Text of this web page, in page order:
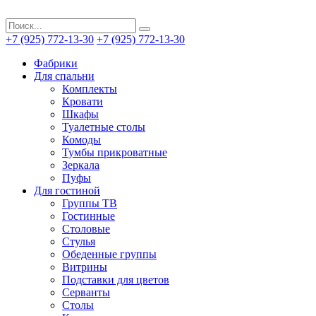
+7 (925) 772-13-30 +7 (925) 772-13-30
Фабрики
Для спальни
Комплекты
Кровати
Шкафы
Туалетные столы
Комоды
Тумбы прикроватные
Зеркала
Пуфы
Для гостиной
Группы ТВ
Гостинные
Столовые
Стулья
Обеденные группы
Витрины
Подставки для цветов
Серванты
Столы